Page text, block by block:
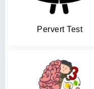
Pervert Test